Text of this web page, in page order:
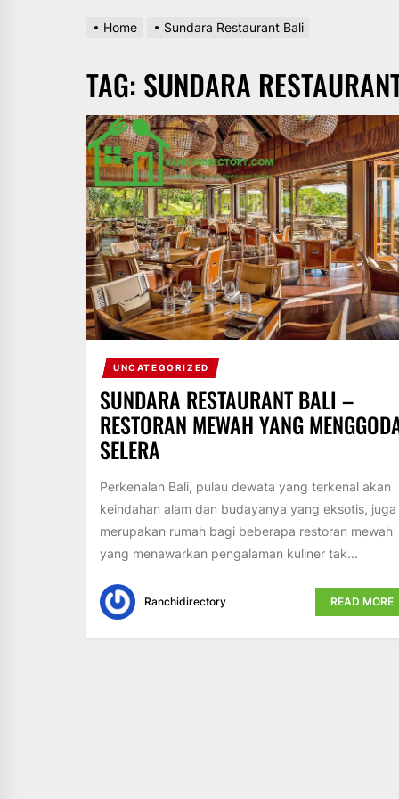
Home Sundara Restaurant Bali
TAG: SUNDARA
UNCATEGORIZED
SUNDARA RESTAURANT BALI –
RESTORAN MEWAH YANG
SELERA
Perkenalan Bali, pulau dewata yang terkenal akan
keindahan alam dan budayanya yang eksotis, juga
merupakan rumah bagi beberapa restoran mewah
yang menawarkan pengalaman kuliner tak...
Ranchidirectory READ MORE